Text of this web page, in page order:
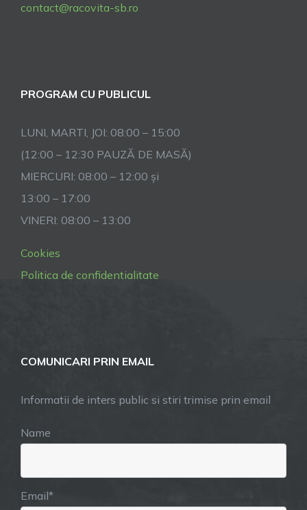
contact@racovita-sb.ro
PROGRAM CU PUBLICUL
LUNI, MARTI, JOI: 08:00 – 15:00
(12:00 – 12:30 PAUZĂ DE MASĂ)
MIERCURI: 08:00 – 12:00 și
13:00 – 17:00
VINERI: 08:00 – 13:00
Cookies
Politica de confidentialitate
COMUNICARI PRIN EMAIL
Informatii de inters public si stiri trimise prin email
Name
Email*